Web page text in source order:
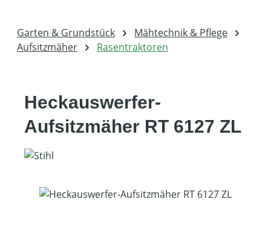
Garten & Grundstück
Mähtechnik & Pflege
Aufsitzmäher
Rasentraktoren
Heckauswerfer-
Aufsitzmäher RT 6127 ZL
Bildergalerie überspringen